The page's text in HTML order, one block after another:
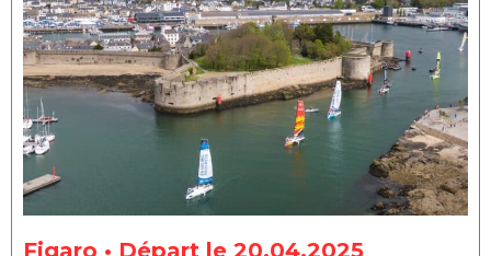
Figaro • Départ le 20.04.2025